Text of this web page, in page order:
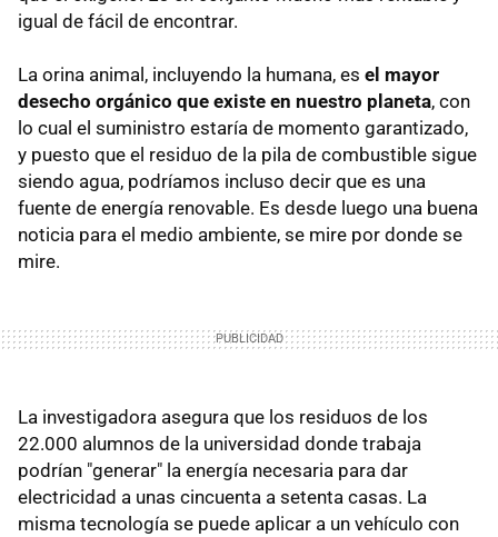
igual de fácil de encontrar.
La orina animal, incluyendo la humana, es el mayor
desecho orgánico que existe en nuestro planeta, con
lo cual el suministro estaría de momento garantizado,
y puesto que el residuo de la pila de combustible sigue
siendo agua, podríamos incluso decir que es una
fuente de energía renovable. Es desde luego una buena
noticia para el medio ambiente, se mire por donde se
mire.
La investigadora asegura que los residuos de los
22.000 alumnos de la universidad donde trabaja
podrían "generar" la energía necesaria para dar
electricidad a unas cincuenta a setenta casas. La
misma tecnología se puede aplicar a un vehículo con